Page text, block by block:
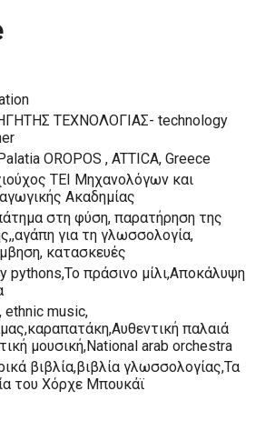
ΤΕΧΝΟΛΟΓΙΑΣ- technology
OROPOS , ATTICA, Greece
ΤΕΙ Μηχανολόγων και
Ακαδημίας
στη φύση, παρατήρηση της
για τη γλωσσολογία,
κατασκευές
pythons,Το πράσινο μίλι,Αποκάλυψη
ethnic music,
παλαιά
μουσική,National arab orchestra
βιβλία,βιβλία γλωσσολογίας,Τα
του Χόρχε Μπουκάϊ